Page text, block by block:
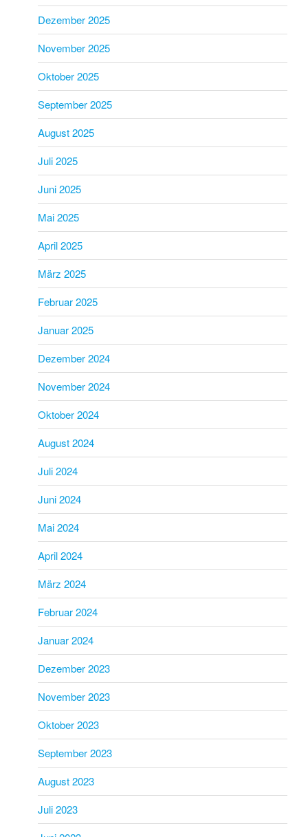
Dezember 2025
November 2025
Oktober 2025
September 2025
August 2025
Juli 2025
Juni 2025
Mai 2025
April 2025
März 2025
Februar 2025
Januar 2025
Dezember 2024
November 2024
Oktober 2024
August 2024
Juli 2024
Juni 2024
Mai 2024
April 2024
März 2024
Februar 2024
Januar 2024
Dezember 2023
November 2023
Oktober 2023
September 2023
August 2023
Juli 2023